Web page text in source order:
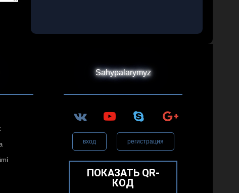
Sahypalarymyz
вход регистрация
ПОКАЗАТЬ QR-
КОД